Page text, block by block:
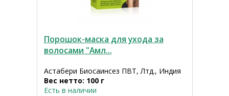
Порошок-маска для ухода за
волосами "Амл...
Астабери Биосаинсез ПВТ, Лтд., Индия
Вес нетто: 100 г
Есть в наличии